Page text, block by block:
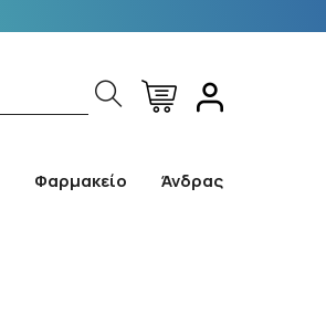
Φαρμακείο Άνδρας